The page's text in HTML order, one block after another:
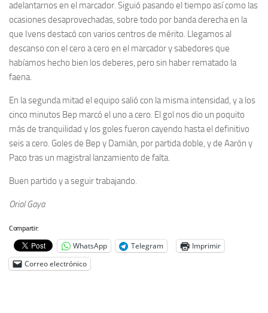
adelantarnos en el marcador. Siguió pasando el tiempo así como las
ocasiones desaprovechadas, sobre todo por banda derecha en la
que Ivens destacó con varios centros de mérito. Llegamos al
descanso con el cero a cero en el marcador y sabedores que
habíamos hecho bien los deberes, pero sin haber rematado la
faena.
En la segunda mitad el equipo salió con la misma intensidad, y a los
cinco minutos Bep marcó el uno a cero. El gol nos dio un poquito
más de tranquilidad y los goles fueron cayendo hasta el definitivo
seis a cero. Goles de Bep y Damián, por partida doble, y de Aarón y
Paco tras un magistral lanzamiento de falta.
Buen partido y a seguir trabajando.
Oriol Gaya
Compartir:
WhatsApp Telegram
Imprimir
Correo electrónico